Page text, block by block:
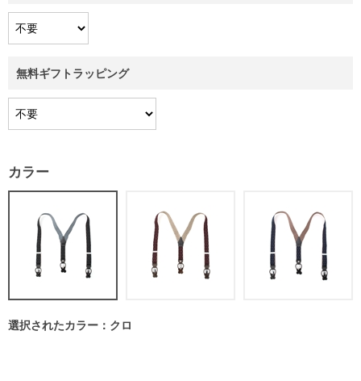
無料ギフトラッピング
カラー
選択されたカラー：クロ